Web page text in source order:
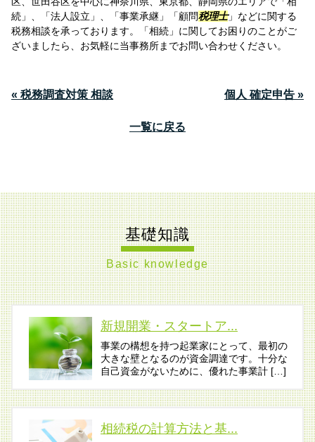
続」、「法人設立」、「事業承継」「顧問税理士」などに関する
税務相談を承っております。「相続」に関してお困りのことがご
ざいましたら、お気軽に当事務所までお問い合わせください。
« 税務調査対策 相談 個人 確定申告 »
一覧に戻る
基礎知識
Basic knowledge
新規開業・スタートア...
事業の構想を持つ起業家にとって、最初の
大きな壁となるのが資金調達です。十分な
自己資金がないために、優れた事業計 […]
相続税の計算方法と基...